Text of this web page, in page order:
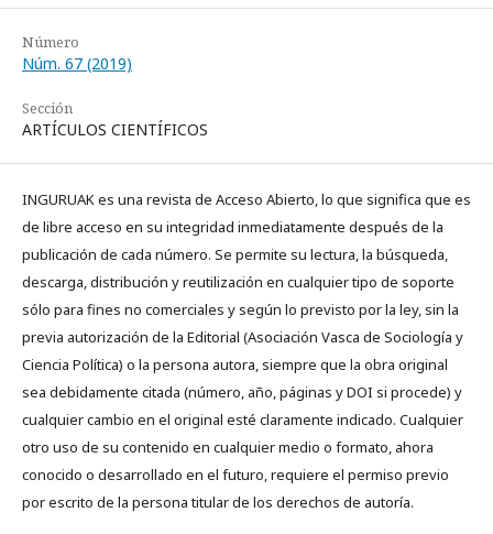
Número
Núm. 67 (2019)
Sección
ARTÍCULOS CIENTÍFICOS
INGURUAK es una revista de Acceso Abierto, lo que significa que es
de libre acceso en su integridad inmediatamente después de la
publicación de cada número. Se permite su lectura, la búsqueda,
descarga, distribución y reutilización en cualquier tipo de soporte
sólo para fines no comerciales y según lo previsto por la ley, sin la
previa autorización de la Editorial (Asociación Vasca de Sociología y
Ciencia Política) o la persona autora, siempre que la obra original
sea debidamente citada (número, año, páginas y DOI si procede) y
cualquier cambio en el original esté claramente indicado. Cualquier
otro uso de su contenido en cualquier medio o formato, ahora
conocido o desarrollado en el futuro, requiere el permiso previo
por escrito de la persona titular de los derechos de autoría.